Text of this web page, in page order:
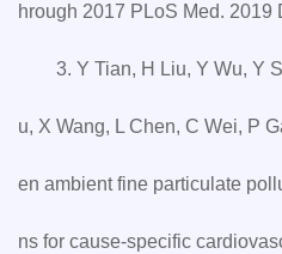
hrough 2017 PLoS Med. 2019
3. Y Tian, H Liu, Y Wu, Y
u, X Wang, L Chen, C Wei, P
en ambient fine particulate
ns for cause-specific